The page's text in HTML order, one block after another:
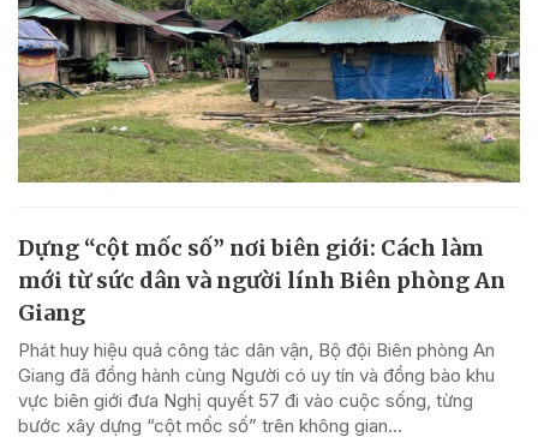
Dựng “cột mốc số” nơi biên giới: Cách làm
mới từ sức dân và người lính Biên phòng An
Giang
Phát huy hiệu quả công tác dân vận, Bộ đội Biên phòng An
Giang đã đồng hành cùng Người có uy tín và đồng bào khu
vực biên giới đưa Nghị quyết 57 đi vào cuộc sống, từng
bước xây dựng “cột mốc số” trên không gian...